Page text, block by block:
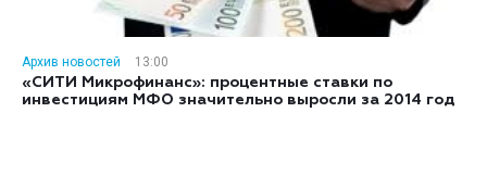
Архив новостей
13:00
«СИТИ Микрофинанс»: процентные ставки по
инвестициям МФО значительно выросли за 2014 год